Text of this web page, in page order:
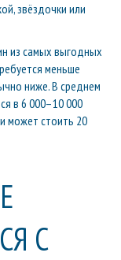
звёздочки или
из самых выгодных
меньше
ниже. В среднем
в 6 000–10 000
может стоить 20
С